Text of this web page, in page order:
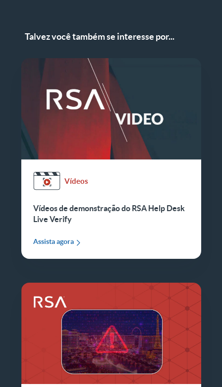
Talvez você também se interesse por...
Vídeos
Vídeos de demonstração do RSA Help Desk
Live Verify
Assista agora